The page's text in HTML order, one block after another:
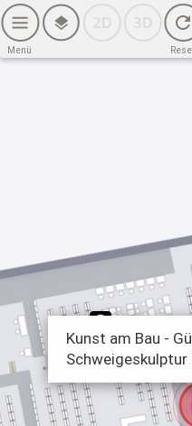
2. OG (6. BG)
2. OG (7. BG)
2. OG
3. OG
Sicherheitsinfrastruktur
EG
Menü
Kunst am Bau -